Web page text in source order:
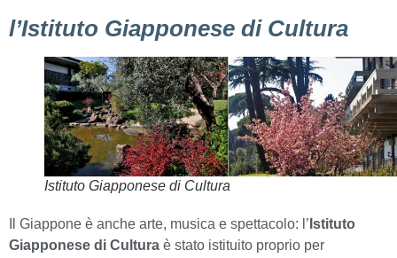
l’Istituto Giapponese di Cultura
Istituto Giapponese di Cultura
Il Giappone è anche arte, musica e spettacolo: l’ Istituto
Giapponese di Cultura è stato istituito proprio per